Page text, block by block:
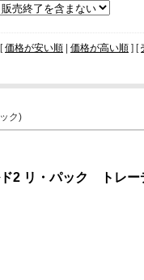
価格が安い順 | 価格が高い順 ] [
ク)
2 リ・パック トレー